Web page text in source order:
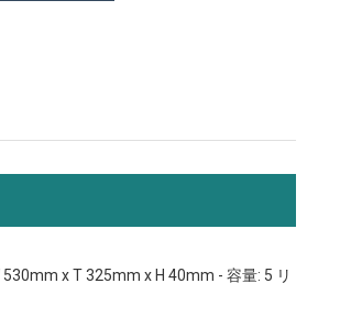
x T 325mm x H 40mm - 容量: 5 リ